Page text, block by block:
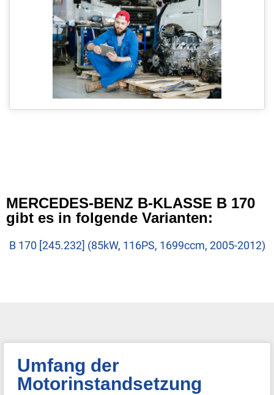
MERCEDES-BENZ B-KLASSE B 170
gibt es in folgende Varianten:
B 170 [245.232] (85kW, 116PS, 1699ccm, 2005-2012)
Umfang der
Motorinstandsetzung